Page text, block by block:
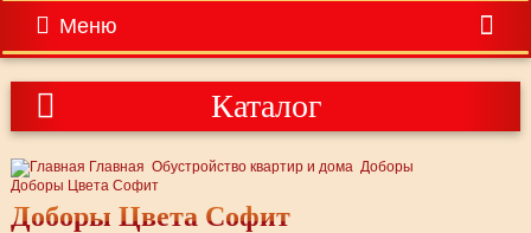
Меню
Каталог
Главная Обустройство квартир и дома Доборы
Доборы Цвета Софит
Доборы Цвета Софит